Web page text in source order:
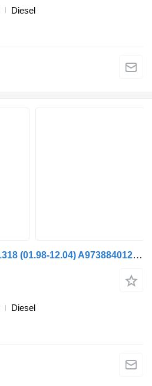
Diesel
Mercedes-Benz atego 1318 (01.98-12.04) A9738840123 Abdeckung für Mercedes-Benz Atego, Atego 2, Atego 3 (1996-) Sattelzugmaschine
Diesel